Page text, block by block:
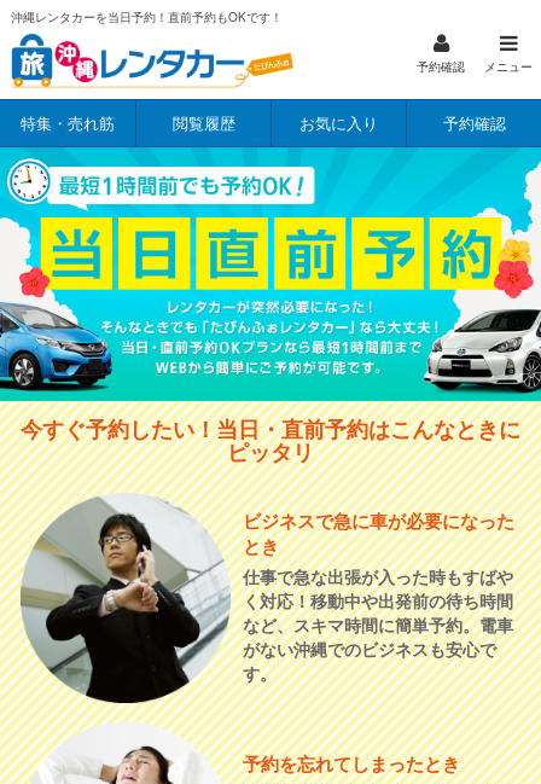
沖縄レンタカーを当日予約！直前予約もOKです！
予約確認 メニュー
特集・売れ筋 閲覧履歴 お気に入り 予約確認
今すぐ予約したい！当日・直前予約はこんなときに
ピッタリ
ビジネスで急に車が必要になった
とき
仕事で急な出張が入った時もすばや
く対応！移動中や出発前の待ち時間
など、スキマ時間に簡単予約。電車
がない沖縄でのビジネスも安心で
す。
予約を忘れてしまったとき